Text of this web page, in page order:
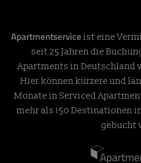
Apartmentservice ist eine
seit 25 Jahren die
Apartments in Deutschland
Hier können kürzere und
Monate in Serviced
mehr als 150 Destinationen
gebucht